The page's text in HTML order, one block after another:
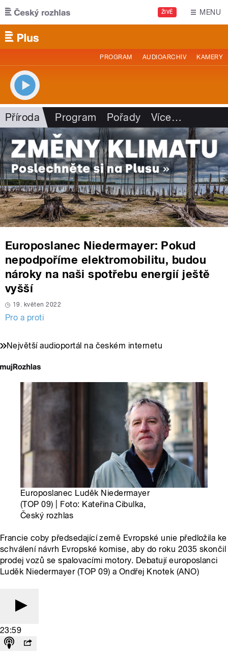
Přejít k hlavnímu obsahu
ŽIVĚ MENU
PROGRAM AUDIOARCHIV KAMERY
Příroda Program Pořady Více…
Europoslanec Niedermayer: Pokud
nepodpoříme elektromobilitu, budou
nároky na naši spotřebu energií ještě
vyšší
19. květen 2022
Pro a proti
Největší audioportál na českém internetu
Europoslanec Luděk Niedermayer
(TOP 09) | Foto: Kateřina Cibulka,
Český rozhlas
Francie coby předsedající země Evropské unie předložila ke
schválení návrh Evropské komise, aby do roku 2035 skončil
prodej vozů se spalovacími motory. Debatují europoslanci
Luděk Niedermayer (TOP 09) a Ondřej Knotek (ANO)
23:59